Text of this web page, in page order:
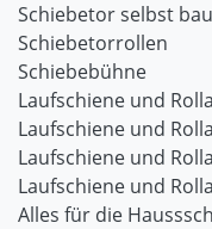
Schiebetor selbst
Schiebetorrollen
Schiebebühne
Laufschiene und
Laufschiene und
Laufschiene und
Laufschiene und
Alles für die